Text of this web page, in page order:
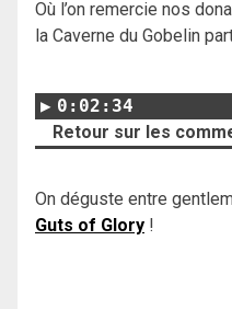
Où l’on remercie nos
la Caverne du Gobelin
0:02:34
Retour sur les
On déguste entre
Guts of Glory !